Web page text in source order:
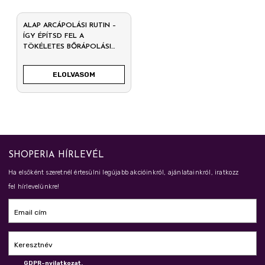
ALAP ARCÁPOLÁSI RUTIN –
ÍGY ÉPÍTSD FEL A
TÖKÉLETES BŐRÁPOLÁSI
ELOLVASOM
SHOPERIA HÍRLEVÉL
Ha elsőként szeretnél értesülni legújabb akcióinkról, ajánlatainkról, iratkozz
fel hírlevelünkre!
Email cím
Keresztnév
GDPR-nyilatkozat.